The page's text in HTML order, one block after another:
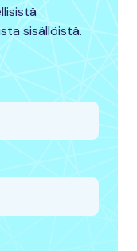
sisällöistä.